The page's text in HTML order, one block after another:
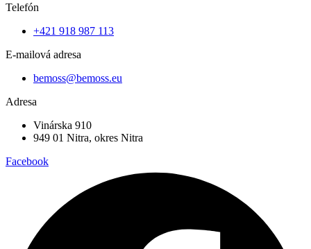
Telefón
+421 918 987 113
E-mailová adresa
bemoss@bemoss.eu
Adresa
Vinárska 910
949 01 Nitra, okres Nitra
Facebook